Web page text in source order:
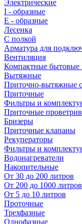
Электрические
I - образные
E - образные
Лесенка
С полкой
Арматура для
Вентиляция
Компактные бытовые
Вытяжные
Приточно-вытяжные
Приточные
Фильтры и
Приточные
Бризеры
Приточные клапаны
Рекуператоры
Фильтры и
Водонагреватели
Накопительные
От 30 до 200 литров
От 200 до 1000 литров
От 5 до 10 литров
Проточные
Трехфазные
Однофазные